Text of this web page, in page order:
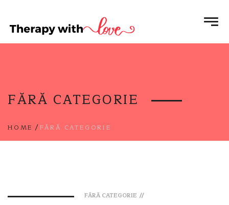
FĂRĂ CATEGORIE
HOME / FĂRĂ CATEGORIE
FĂRĂ CATEGORIE